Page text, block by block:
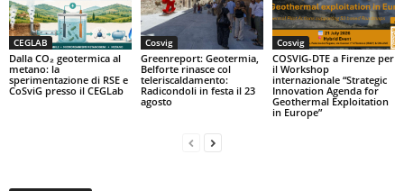
CEGLAB
Dalla CO₂ geotermica al
metano: la
sperimentazione di RSE e
CoSviG presso il CEGLab
Cosvig
Greenreport: Geotermia,
Belforte rinasce col
teleriscaldamento:
Radicondoli in festa il 23
agosto
Cosvig
COSVIG-DTE a Firenze per
il Workshop
internazionale “Strategic
Innovation Agenda for
Geothermal Exploitation
in Europe”